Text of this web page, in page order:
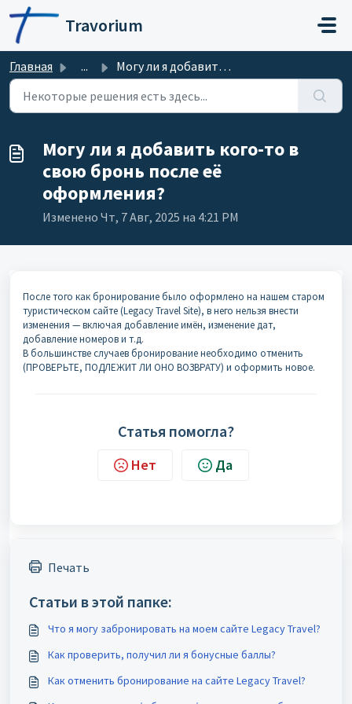
Переход к главному содержимому
Travorium
Главная ... Могу ли я добавить кого-то в свою бронь после её оформления?
Могу ли я добавить кого-то в
свою бронь после её
оформления?
Изменено Чт, 7 Авг, 2025 на 4:21 PM
После того как бронирование было оформлено на нашем старом
туристическом сайте (Legacy Travel Site), в него нельзя внести
изменения — включая добавление имён, изменение дат,
добавление номеров и т.д.
В большинстве случаев бронирование необходимо отменить
(ПРОВЕРЬТЕ, ПОДЛЕЖИТ ЛИ ОНО ВОЗВРАТУ) и оформить новое.
Статья помогла?
Нет Да
Печать
Статьи в этой папке:
Что я могу забронировать на моем сайте Legacy Travel?
Как проверить, получил ли я бонусные баллы?
Как отменить бронирование на сайте Legacy Travel?